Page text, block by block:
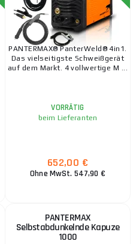
PANTERMAX® PanterWeld® 4in1.
Das vielseitigste Schweißgerät
auf dem Markt. 4 vollwertige M ...
VORRÄTIG
beim Lieferanten
652,00 €
Ohne MwSt. 547,90 €
PANTERMAX
Selbstabdunkelnde Kapuze
1000